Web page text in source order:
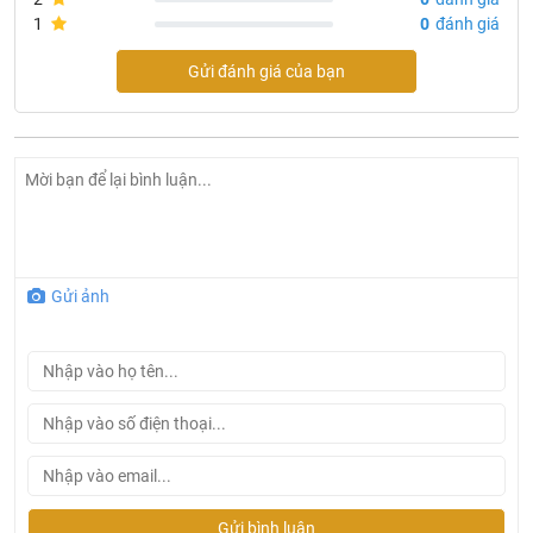
Tiêu Chuẩn
Bảo Hành: Đổi mới 2 năm
Quy cách đóng gói: 10 chiếc/thùng
1
0 đánh giá
Gửi đánh giá của bạn
Gửi ảnh
Gửi bình luận